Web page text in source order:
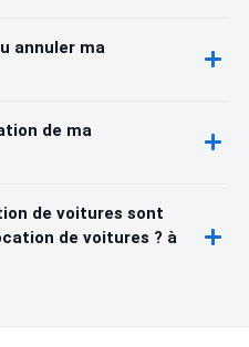
annuler ma
de ma
de voitures sont
de voitures ? à